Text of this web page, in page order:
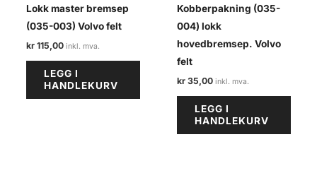
Lokk master bremsep
(035-003) Volvo felt
kr 115,00
LEGG I
HANDLEKURV
Kobberpakning (035-
004) lokk
hovedbremsep. Volvo
felt
kr 35,00
LEGG I
HANDLEKURV